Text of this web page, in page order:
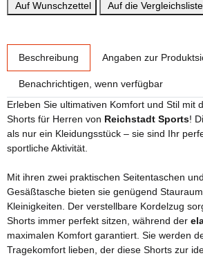
Auf Wunschzettel
Auf die Vergleichsliste
Beschreibung Angaben zur
Benachrichtigen, wenn verfügbar
Erleben Sie ultimativen Komfort und Stil mit
Shorts für Herren von Reichstadt Sports!
als nur ein Kleidungsstück – sie sind Ihr
sportliche Aktivität.
Mit ihren zwei praktischen Seitentaschen
Gesäßtasche bieten sie genügend
Kleinigkeiten. Der verstellbare Kordelzug
Shorts immer perfekt sitzen, während der
maximalen Komfort garantiert. Sie werden
Tragekomfort lieben, der diese Shorts zur